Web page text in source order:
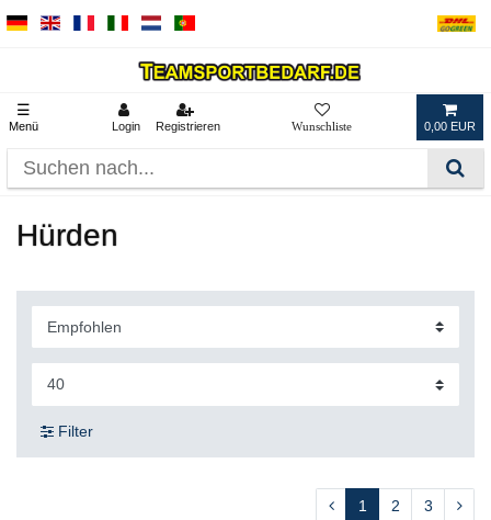
☰
Menü Login Registrieren 0,00 EUR
Hürden
Filter
1 2 3